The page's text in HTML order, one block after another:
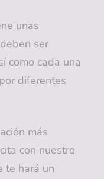
unas
ser
como cada una
diferentes
más
con nuestro
te hará un